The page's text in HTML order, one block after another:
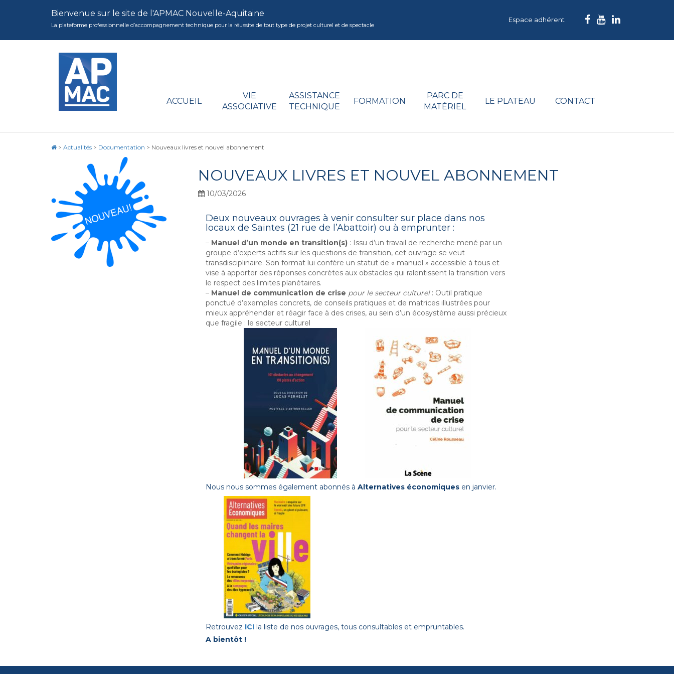
Bienvenue sur le site de l'APMAC Nouvelle-Aquitaine
La plateforme professionnelle d’accompagnement technique pour la réussite de tout type de projet culturel et de spectacle
Espace adhérent
ACCUEIL
VIE
ASSOCIATIVE
ASSISTANCE
TECHNIQUE
FORMATION
PARC DE
MATÉRIEL
LE PLATEAU CONTACT
> Actualités > Documentation > Nouveaux livres et nouvel abonnement
NOUVEAUX LIVRES ET NOUVEL ABONNEMENT
10/03/2026
Deux nouveaux ouvrages à venir consulter sur place dans nos
locaux de Saintes (21 rue de l’Abattoir) ou à emprunter :
– Manuel d’un monde en transition(s): Issu d’un travail de recherche mené par un
groupe d’experts actifs sur les questions de transition, cet ouvrage se veut
transdisciplinaire. Son format lui confère un statut de « manuel » accessible à tous et
vise à apporter des réponses concrètes aux obstacles qui ralentissent la transition vers
le respect des limites planétaires.
– Manuel de communication de crise pour le secteur culturel: Outil pratique
ponctué d’exemples concrets, de conseils pratiques et de matrices illustrées pour
mieux appréhender et réagir face à des crises, au sein d’un écosystème aussi précieux
que fragile : le secteur culturel
Nous nous sommes également abonnés à Alternatives économiquesen janvier.
Retrouvez ICI la liste de nos ouvrages, tous consultables et empruntables.
A bientôt !